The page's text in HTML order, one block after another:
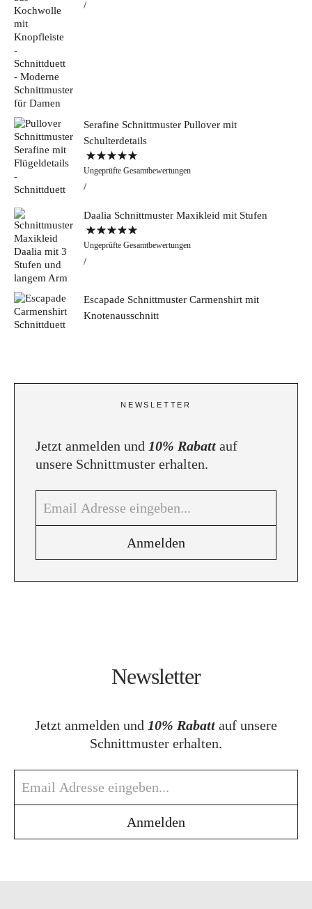
Serafine Schnittmuster Pullover mit
Schulterdetails
Bewertet mit
5.00von 5
Ungeprüfte Gesamtbewertungen
Daalia Schnittmuster Maxikleid mit Stufen
Bewertet mit
5.00von 5
Ungeprüfte Gesamtbewertungen
Escapade Schnittmuster Carmenshirt mit
Knotenausschnitt
NEWSLETTER
Jetzt anmelden und 10% Rabatt auf
unsere Schnittmuster erhalten.
Newsletter
Jetzt anmelden und 10% Rabatt auf unsere
Schnittmuster erhalten.